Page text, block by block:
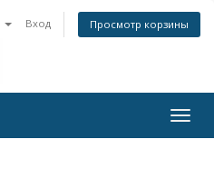
Вход Просмотр корзины